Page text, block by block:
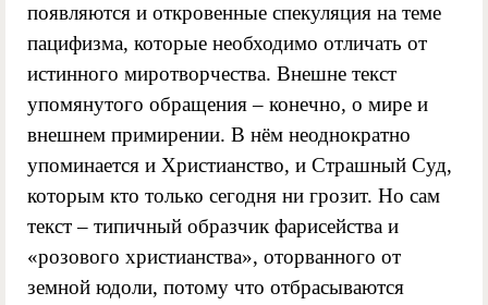
появляются и откровенные спекуляция на теме
пацифизма, которые необходимо отличать от
истинного миротворчества. Внешне текст
упомянутого обращения – конечно, о мире и
внешнем примирении. В нём неоднократно
упоминается и Христианство, и Страшный Суд,
которым кто только сегодня ни грозит. Но сам
текст – типичный образчик фарисейства и
«розового христианства», оторванного от
земной юдоли, потому что отбрасываются